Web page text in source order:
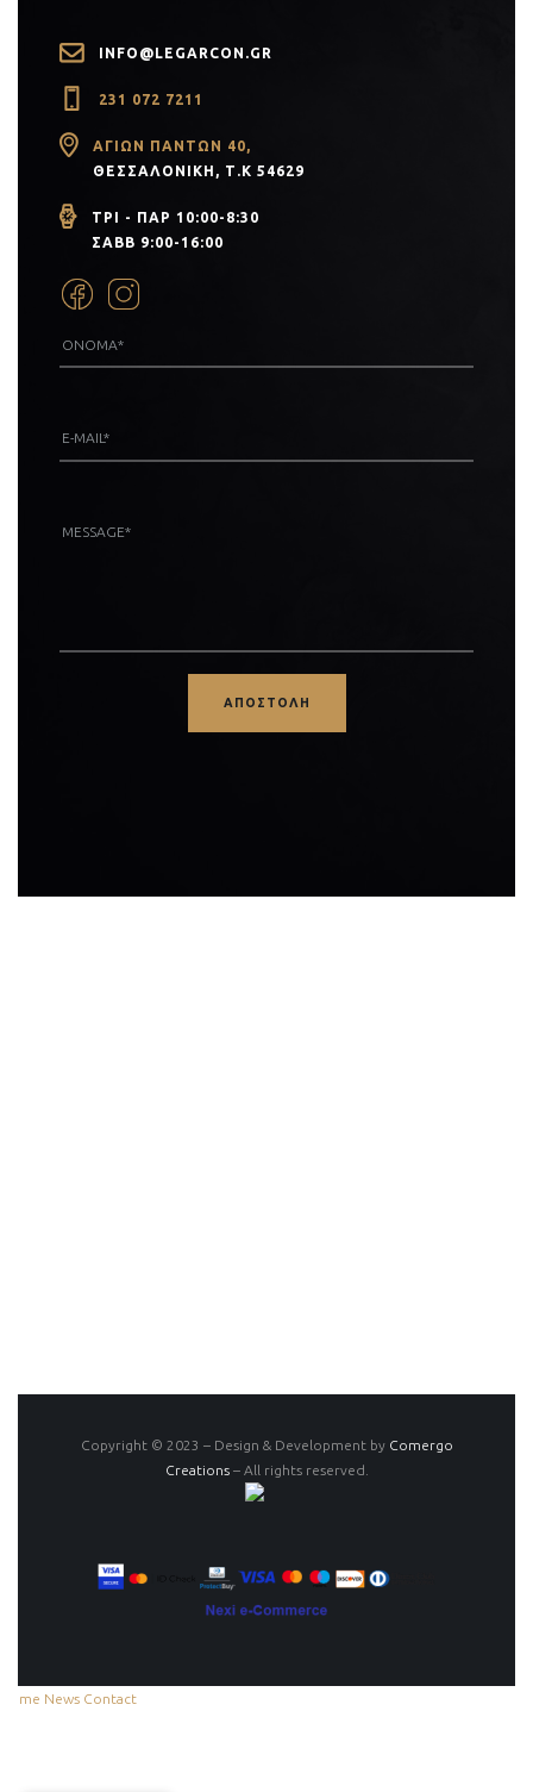
INFO@LEGARCON.GR
231 072 7211
ΑΓΊΩΝ ΠΆΝΤΩΝ 40,
ΘΕΣΣΑΛΟΝΊΚΗ, Τ.Κ 54629
ΤΡΙ - ΠΑΡ 10:00-8:30
ΣΑΒΒ 9:00-16:00
Copyright © 2023 – Design & Development by Comergo
Creations– All rights reserved.
Home News Contact